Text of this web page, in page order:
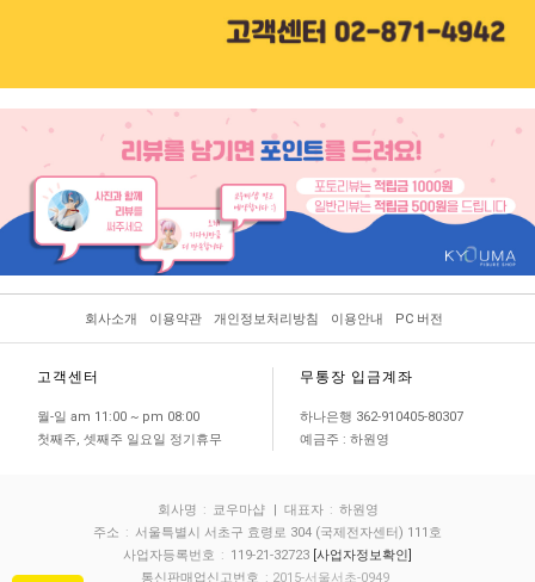
회사소개 이용약관 개인정보처리방침 이용안내 PC 버전
고객센터
월-일 am 11:00 ~ pm 08:00
첫째주, 셋째주 일요일 정기휴무
무통장 입금계좌
하나은행 362-910405-80307
예금주 : 하원영
회사명 : 쿄우마샵 | 대표자 : 하원영
주소 : 서울특별시 서초구 효령로 304 (국제전자센터) 111호
사업자등록번호 : 119-21-32723 [사업자정보확인]
통신판매업신고번호 : 2015-서울서초-0949